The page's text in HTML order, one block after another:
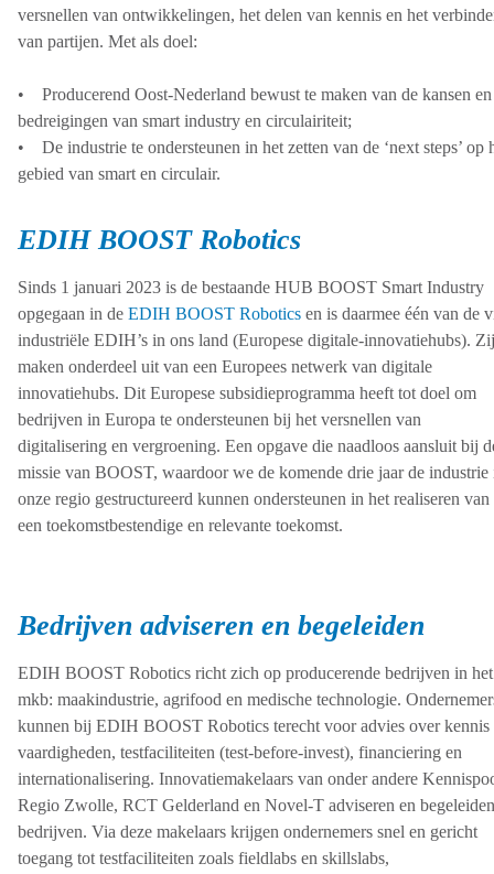
versnellen van ontwikkelingen, het delen van kennis en het
van partijen. Met als doel:
• Producerend Oost-Nederland bewust te maken van de kansen en
bedreigingen van smart industry en circulairiteit;
• De industrie te ondersteunen in het zetten van de ‘next steps’ op
gebied van smart en circulair.
EDIH BOOST Robotics
Sinds 1 januari 2023 is de bestaande HUB BOOST Smart Industry
opgegaan in de EDIH BOOST Robotics en is daarmee één van de
industriële EDIH’s in ons land (Europese digitale-innovatiehubs). Zij
maken onderdeel uit van een Europees netwerk van digitale
innovatiehubs. Dit Europese subsidieprogramma heeft tot doel om
bedrijven in Europa te ondersteunen bij het versnellen van
digitalisering en vergroening. Een opgave die naadloos aansluit bij
missie van BOOST, waardoor we de komende drie jaar de industrie
onze regio gestructureerd kunnen ondersteunen in het realiseren van
een toekomstbestendige en relevante toekomst.
Bedrijven adviseren en begeleiden
EDIH BOOST Robotics richt zich op producerende bedrijven in het
mkb: maakindustrie, agrifood en medische technologie.
kunnen bij EDIH BOOST Robotics terecht voor advies over kennis
vaardigheden, testfaciliteiten (test-before-invest), financiering en
internationalisering. Innovatiemakelaars van onder andere
Regio Zwolle, RCT Gelderland en Novel-T adviseren en begeleiden
bedrijven. Via deze makelaars krijgen ondernemers snel en gericht
toegang tot testfaciliteiten zoals fieldlabs en skillslabs,